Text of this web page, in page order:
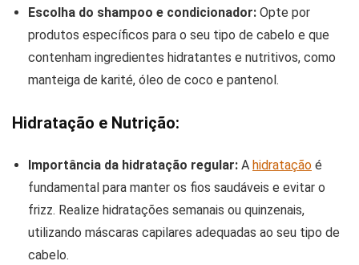
Escolha do shampoo e condicionador: Opte por
produtos específicos para o seu tipo de cabelo e que
contenham ingredientes hidratantes e nutritivos, como
manteiga de karité, óleo de coco e pantenol.
Hidratação e Nutrição:
Importância da hidratação regular: A hidratação é
fundamental para manter os fios saudáveis e evitar o
frizz. Realize hidratações semanais ou quinzenais,
utilizando máscaras capilares adequadas ao seu tipo de
cabelo.